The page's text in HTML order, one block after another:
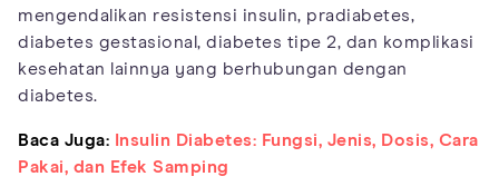
mengendalikan resistensi insulin, pradiabetes,
diabetes gestasional, diabetes tipe 2, dan komplikasi
kesehatan lainnya yang berhubungan dengan
diabetes.
Baca Juga:
Insulin Diabetes: Fungsi, Jenis, Dosis, Cara
Pakai, dan Efek Samping